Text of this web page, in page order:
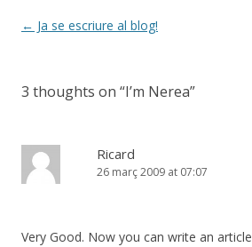
Post
← Ja se escriure al blog!
3 thoughts on “I’m Nerea”
Ricard
26 març 2009 at 07:07
Very Good. Now you can write an